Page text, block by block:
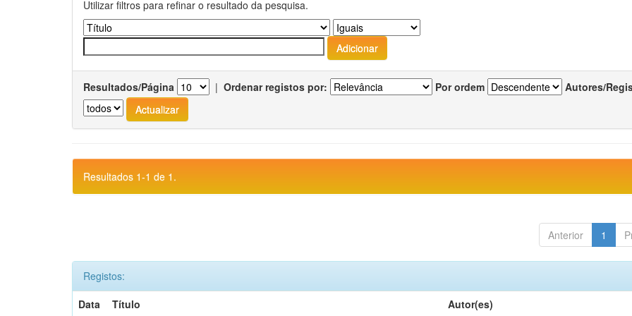
Utilizar filtros para refinar o resultado da pesquisa.
Resultados/Página | Ordenar registos por: Por ordem Autores/
Resultados 1-1 de 1.
Anterior 1
Registos:
Data
Título Autor(es)